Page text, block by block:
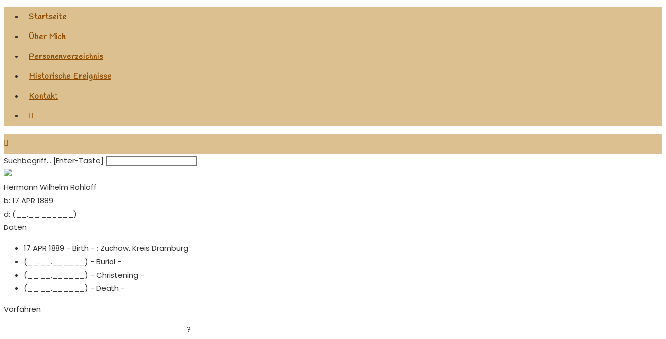
Zum
springen
Startseite
Über Mich
Personenverzeichnis
Historische Ereignisse
Kontakt
Website-
Suche
umschalten
Suchbegriff... [Enter-Taste]
Hermann Wilhelm Rohloff
b: 17 APR 1889
d: (__.__.______)
Daten
17 APR 1889 - Birth - ; Zuchow, Kreis Dramburg
(__.__.______) - Burial -
(__.__.______) - Christening -
(__.__.______) - Death -
Vorfahren
?